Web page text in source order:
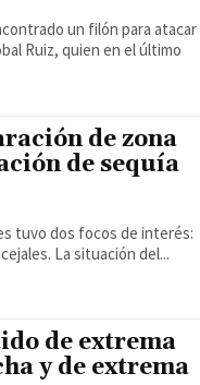
un filón para atacar
Ruiz, quien en el último
de zona
de sequía
tuvo dos focos de interés:
la agricultura y las retribuciones de los concejales. La situación del...
de extrema
y de extrema